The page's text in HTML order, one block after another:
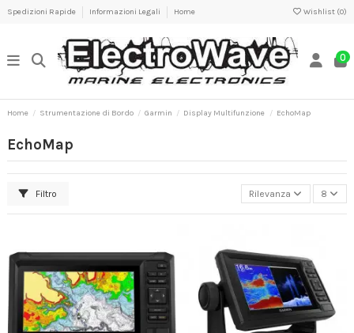
Spedizioni Rapide Informazioni Legali Home Wishlist (0)
0
Home Strumentazione di Bordo Garmin Display Multifunzione EchoMap
EchoMap
Filtro Rilevanza 8